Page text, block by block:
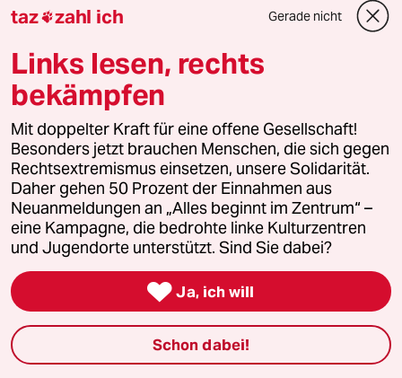
Fragen & Hilfe
Feedback
ePaper Login
Downloads für Abonnierende
© 2026 taz Verlags und Vertriebs GmbH
Alle Rechte vorbehalten. Bei rechtlichen Fragen oder für Genehmigungen
wenden Sie sich bitte anlizenzen@taz.de
taz zahl ich Gerade nicht
Links lesen, rechts
bekämpfen
Mit doppelter Kraft für eine offene Gesellschaft!
Besonders jetzt brauchen Menschen, die sich gegen
Rechtsextremismus einsetzen, unsere Solidarität.
Daher gehen 50 Prozent der Einnahmen aus
Neuanmeldungen an „Alles beginnt im Zentrum“ –
eine Kampagne, die bedrohte linke Kulturzentren
und Jugendorte unterstützt. Sind Sie dabei?
 Ja, ich will
Schon dabei!